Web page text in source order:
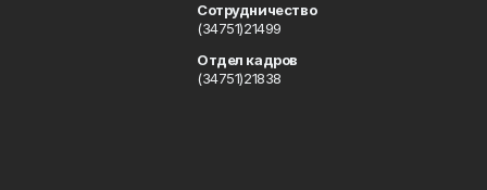
Сотрудничество
(34751)21499
Отдел кадров
(34751)21838